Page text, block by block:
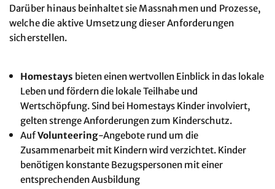
Darüber hinaus beinhaltet sie Massnahmen und Prozesse,
welche die aktive Umsetzung dieser Anforderungen
sicherstellen.
Homestays bieten einen wertvollen Einblick in das lokale
Leben und fördern die lokale Teilhabe und
Wertschöpfung. Sind bei Homestays Kinder involviert,
gelten strenge Anforderungen zum Kinderschutz.
AufVolunteering-Angebote rund um die
Zusammenarbeit mit Kindern wird verzichtet. Kinder
benötigen konstante Bezugspersonen mit einer
entsprechenden Ausbildung